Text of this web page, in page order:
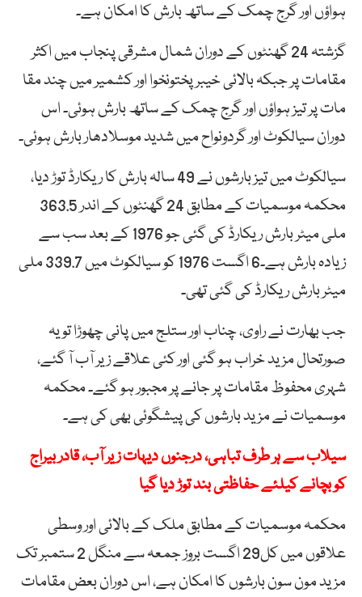
ہواؤں اور گرج چمک کے ساتھ بارش کا امکان ہے۔
گزشتہ 24 گھنٹوں کے دوران شمال مشرقی پنجاب میں اکثر
مقامات پر جبکہ بالائی خیبر پختونخوا اور کشمیر میں چند مقا
مات پر تیز ہواؤں اور گرج چمک کے ساتھ بارش ہوئی۔ اس
دوران سیالکوٹ اور گردونواح میں شدید موسلادھار بارش ہوئی۔
سیالکوٹ میں تیز بارشوں نے 49 سالہ بارش کا ریکارڈ توڑ دیا،
محکمہ موسمیات کے مطابق 24 گھنٹوں کے اندر 363.5
ملی میٹر بارش ریکارڈ کی گئی جو 1976 کے بعد سب سے
زیادہ بارش ہے۔6 اگست 1976 کو سیالکوٹ میں 339.7 ملی
میٹر بارش ریکارڈ کی گئی تھی۔
جب بھارت نے راوی، چناب اور ستلج میں پانی چھوڑا تو یہ
صورتحال مزید خراب ہو گئی اور کئی علاقے زیر آب آ گئے،
شہری محفوظ مقامات پر جانے پر مجبور ہو گئے۔ محکمہ
موسمیات نے مزید بارشوں کی پیشگوئی بھی کی ہے۔
سیلاب سے ہر طرف تباہی، درجنوں دیہات زیر آب، قادر بیراج
کو بچانے کیلئے حفاظتی بند توڑ دیا گیا
محکمہ موسمیات کے مطابق ملک کے بالائی اور وسطی
علاقوں میں کل29 اگست بروز جمعہ سے منگل 2 ستمبر تک
مزید مون سون بارشوں کا امکان ہے، اس دوران بعض مقامات